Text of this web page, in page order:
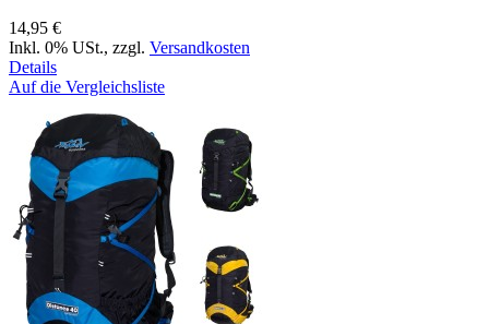
14,95 €
Inkl. 0% USt., zzgl. Versandkosten
Details
Auf die Vergleichsliste